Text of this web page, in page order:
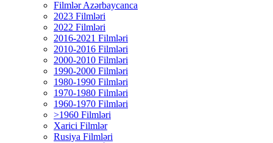
Filmlər Azərbaycanca
2023 Filmləri
2022 Filmləri
2016-2021 Filmləri
2010-2016 Filmləri
2000-2010 Filmləri
1990-2000 Filmləri
1980-1990 Filmləri
1970-1980 Filmləri
1960-1970 Filmləri
>1960 Filmləri
Xarici Filmlər
Rusiya Filmləri